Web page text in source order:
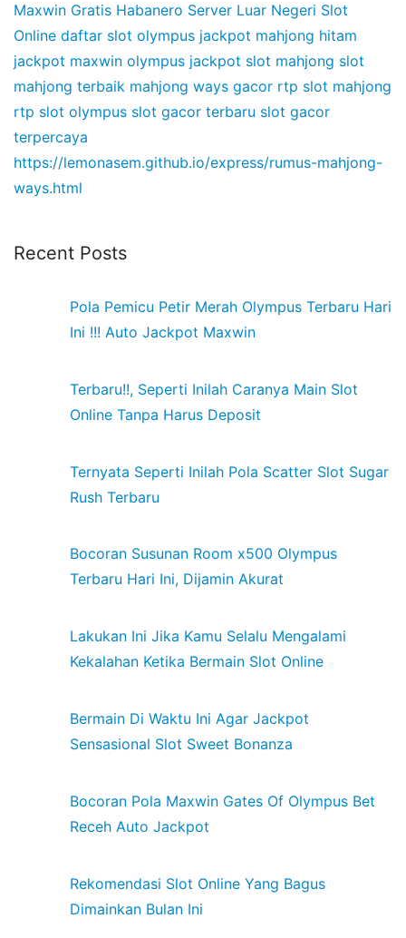
Maxwin Gratis Habanero Server Luar Negeri Slot
Online daftar slot olympus jackpot mahjong hitam
jackpot maxwin olympus jackpot slot mahjong slot
mahjong terbaik mahjong ways gacor rtp slot mahjong
rtp slot olympus slot gacor terbaru slot gacor
terpercaya
https://lemonasem.github.io/express/rumus-mahjong-
ways.html
Recent Posts
Pola Pemicu Petir Merah Olympus Terbaru Hari
Ini !!! Auto Jackpot Maxwin
Terbaru!!, Seperti Inilah Caranya Main Slot
Online Tanpa Harus Deposit
Ternyata Seperti Inilah Pola Scatter Slot Sugar
Rush Terbaru
Bocoran Susunan Room x500 Olympus
Terbaru Hari Ini, Dijamin Akurat
Lakukan Ini Jika Kamu Selalu Mengalami
Kekalahan Ketika Bermain Slot Online
Bermain Di Waktu Ini Agar Jackpot
Sensasional Slot Sweet Bonanza
Bocoran Pola Maxwin Gates Of Olympus Bet
Receh Auto Jackpot
Rekomendasi Slot Online Yang Bagus
Dimainkan Bulan Ini